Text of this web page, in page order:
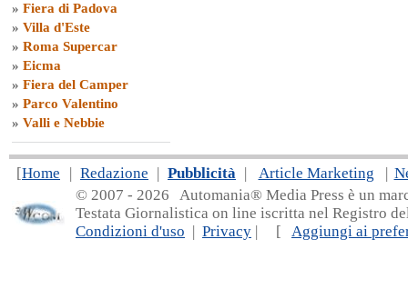
» Fiera di Padova
» Villa d'Este
» Roma Supercar
» Eicma
» Fiera del Camper
» Parco Valentino
» Valli e Nebbie
[Home | Redazione | Pubblicità | Article Marketing |
© 2007 - 2026 Automania® Media Press è un
Testata Giornalistica on line iscritta nel Registro
Condizioni d'uso | Privacy | [ Aggiungi ai